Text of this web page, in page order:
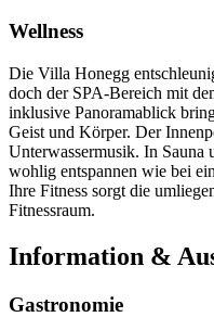
Wellness
Die Villa Honegg
doch der SPA-Bereich mit
inklusive Panoramablick
Geist und Körper. Der
Unterwassermusik. In Sauna
wohlig entspannen wie bei
Ihre Fitness sorgt die
Fitnessraum.
Information &
Gastronomie